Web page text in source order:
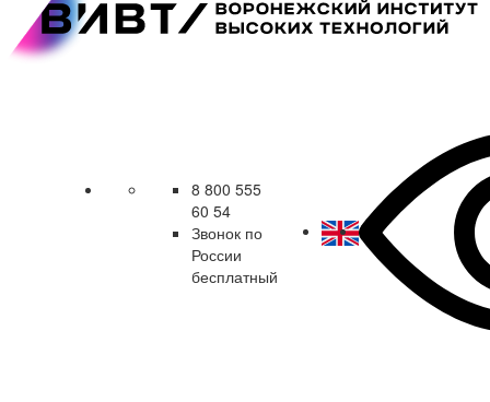
8 800 555
60 54
Звонок по
России
бесплатный